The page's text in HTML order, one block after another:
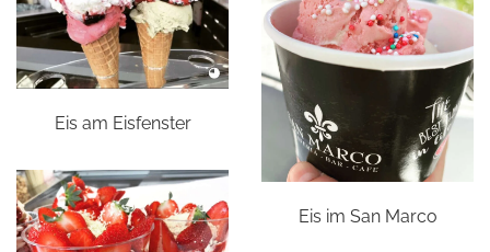
Eis am Eisfenster
Eis im San Marco